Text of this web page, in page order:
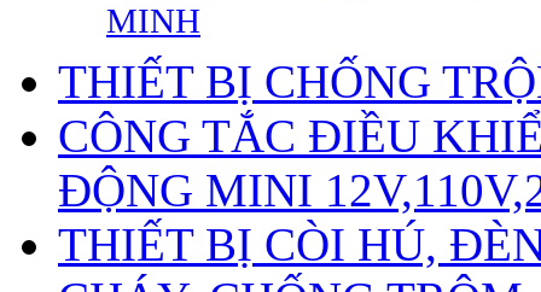
MINH
THIẾT BỊ CHỐNG
CÔNG TẮC ĐIỀU
ĐỘNG MINI
THIẾT BỊ CÒI HÚ,